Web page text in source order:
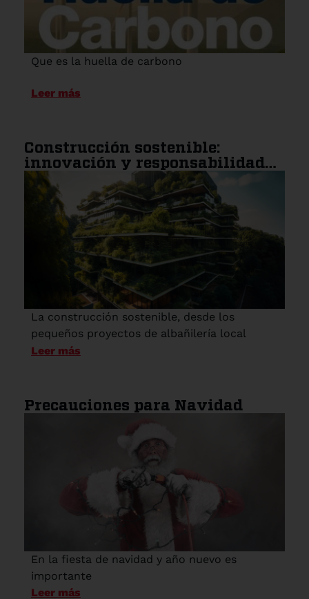
Que es la huella de carbono
Leer más
Construcción sostenible:
innovación y responsabilidad
ambiental en la industria
La construcción sostenible, desde los
pequeños proyectos de albañilería local
Leer más
Precauciones para Navidad
En la fiesta de navidad y año nuevo es
importante
Leer más